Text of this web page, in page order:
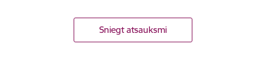
Sniegt atsauksmi